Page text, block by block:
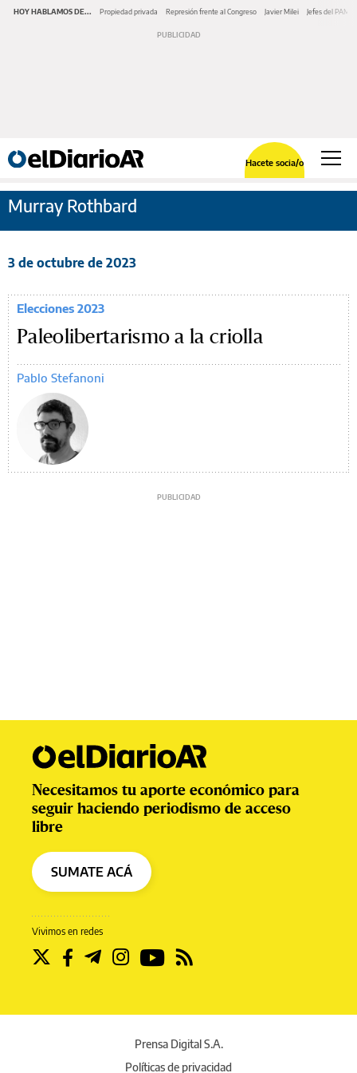
HOY HABLAMOS DE... Propiedad privada Represión frente al Congreso Javier Milei Jefes del PAMI
Hacete socia/o
Murray Rothbard
3 de octubre de 2023
Elecciones 2023
Paleolibertarismo a la criolla
Pablo Stefanoni
Vivimos en redes
Necesitamos tu aporte económico para
seguir haciendo periodismo de acceso
libre
SUMATE ACÁ
Prensa Digital S.A.
Políticas de privacidad